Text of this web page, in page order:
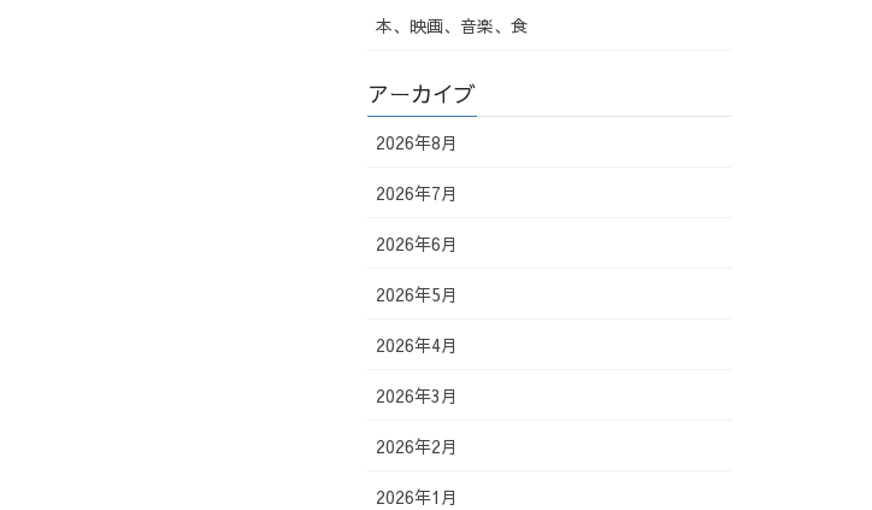
本、映画、音楽、食
アーカイブ
2026年8月
2026年7月
2026年6月
2026年5月
2026年4月
2026年3月
2026年2月
2026年1月